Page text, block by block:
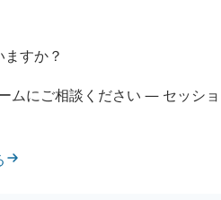
すか？
ムにご相談ください — セッショ